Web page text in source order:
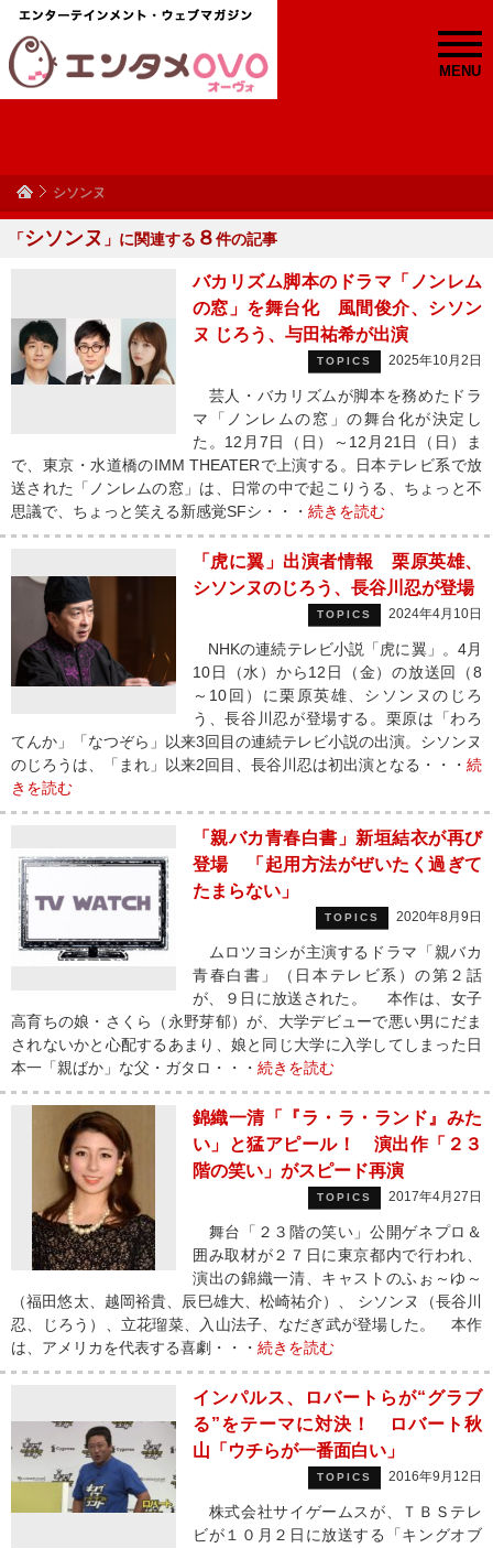
MENU
シソンヌ
「シソンヌ 」に関連する ８件の記事
バカリズム脚本のドラマ「ノンレム
の窓」を舞台化 風間俊介、シソン
ヌ じろう、与田祐希が出演
TOPICS 2025年10月2日
芸人・バカリズムが脚本を務めたドラ
マ「ノンレムの窓」の舞台化が決定し
た。12月7日（日）～12月21日（日）ま
で、東京・水道橋のIMM THEATERで上演する。日本テレビ系で放
送された「ノンレムの窓」は、日常の中で起こりうる、ちょっと不
思議で、ちょっと笑える新感覚SFシ・・・ 続きを読む
「虎に翼」出演者情報 栗原英雄、
シソンヌのじろう、長谷川忍が登場
TOPICS 2024年4月10日
NHKの連続テレビ小説「虎に翼」。4月
10日（水）から12日（金）の放送回（8
～10回）に栗原英雄、シソンヌのじろ
う、長谷川忍が登場する。栗原は「わろ
てんか」「なつぞら」以来3回目の連続テレビ小説の出演。シソンヌ
のじろうは、「まれ」以来2回目、長谷川忍は初出演となる・・・ 続
きを読む
「親バカ青春白書」新垣結衣が再び
登場 「起用方法がぜいたく過ぎて
たまらない」
TOPICS 2020年8月9日
ムロツヨシが主演するドラマ「親バカ
青春白書」（日本テレビ系）の第２話
が、９日に放送された。 本作は、女子
高育ちの娘・さくら（永野芽郁）が、大学デビューで悪い男にだま
されないかと心配するあまり、娘と同じ大学に入学してしまった日
本一「親ばか」な父・ガタロ・・・ 続きを読む
錦織一清「『ラ・ラ・ランド』みた
い」と猛アピール！ 演出作「２３
階の笑い」がスピード再演
TOPICS 2017年4月27日
舞台「２３階の笑い」公開ゲネプロ＆
囲み取材が２７日に東京都内で行われ、
演出の錦織一清、キャストのふぉ～ゆ～
（福田悠太、越岡裕貴、辰巳雄大、松崎祐介）、 シソンヌ（長谷川
忍、じろう）、立花瑠菜、入山法子、なだぎ武が登場した。 本作
は、アメリカを代表する喜劇・・・ 続きを読む
インパルス、ロバートらが“グラブ
る”をテーマに対決！ ロバート秋
山「ウチらが一番面白い」
TOPICS 2016年9月12日
株式会社サイゲームスが、ＴＢＳテレ
ビが１０月２日に放送する「キングオブ